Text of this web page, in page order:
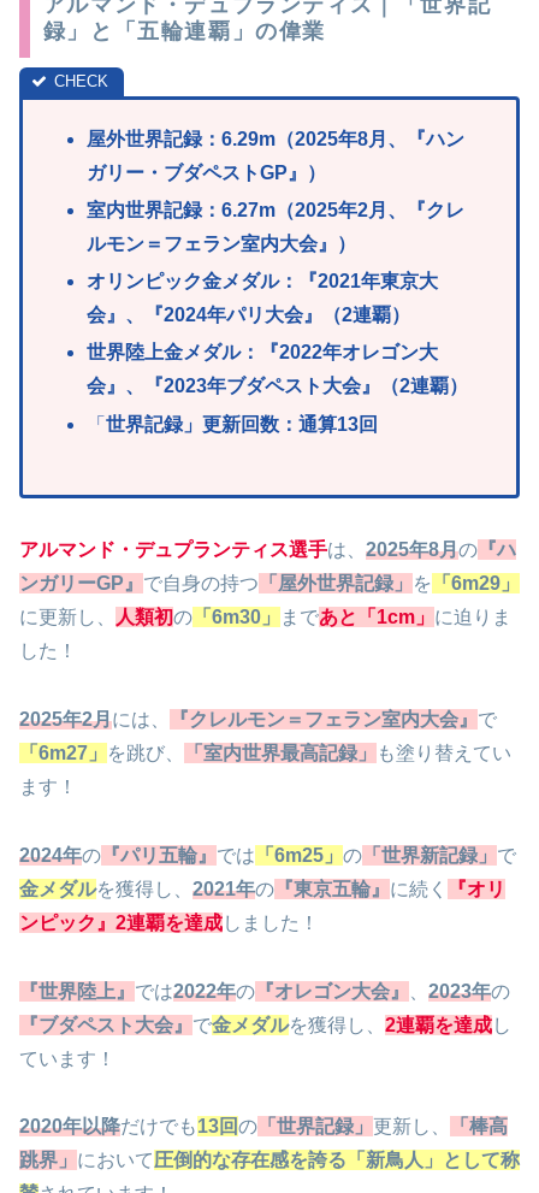
録」と「五輪連覇」の偉業
屋外世界記録：6.29m（2025年8月、『ハン
ガリー・ブダペストGP』）
室内世界記録：6.27m（2025年2月、『クレ
ルモン＝フェラン室内大会』）
オリンピック金メダル：『2021年東京大
会』、『2024年パリ大会』（2連覇）
世界陸上金メダル：『2022年オレゴン大
会』、『2023年ブダペスト大会』
（2連覇）
「世界記録」更新回数：通算13回
アルマンド・デュプランティス選手は、 2025年8月の 『ハ
ンガリーGP』 で自身の持つ 「屋外世界記録」 を
「6m29」
に更新し、
人類初の 「6m30」 まであと「1cm」 に迫りま
した！
2025年2月には、 『クレルモン＝フェラン室内大会』 で
「6m27」
を跳び、 「室内世界最高記録」
も塗り替えてい
ます！
2024年の 『パリ五輪』 では 「6m25」 の 「世界新記録」 で
金メダルを獲得し、 2021年の 『東京五輪』 に続く
『オリ
ンピック』2連覇を達成しました！
『世界陸上』 では2022年の 『オレゴン大会』 2023年の
『ブダペスト大会』 で金メダルを獲得し、 2連覇を達成し
ています！
2020年以降だけでも13回の 「世界記録」 更新し、
「棒高
跳界」 において圧倒的な存在感を誇る「新鳥人」として称